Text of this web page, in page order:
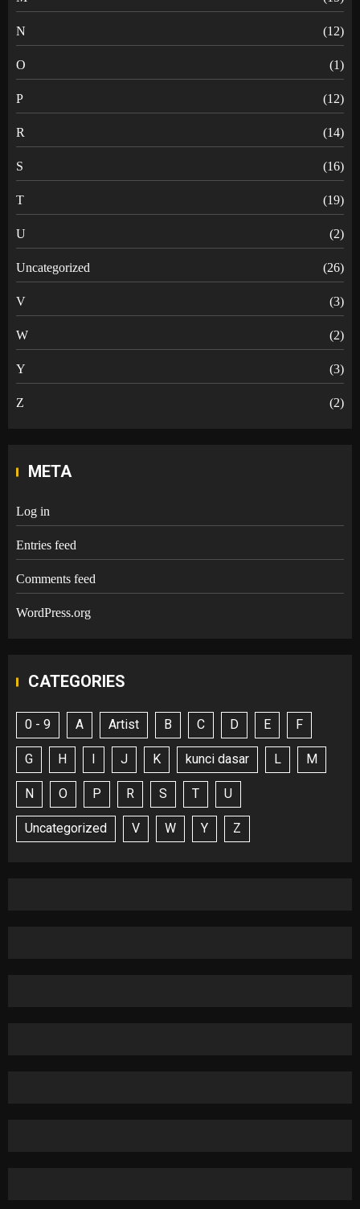
N (12)
O (1)
P (12)
R (14)
S (16)
T (19)
U (2)
Uncategorized (26)
V (3)
W (2)
Y (3)
Z (2)
META
Log in
Entries feed
Comments feed
WordPress.org
CATEGORIES
0 - 9 A Artist B C D E F
G H I J K kunci dasar L M
N O P R S T U
Uncategorized V W Y Z